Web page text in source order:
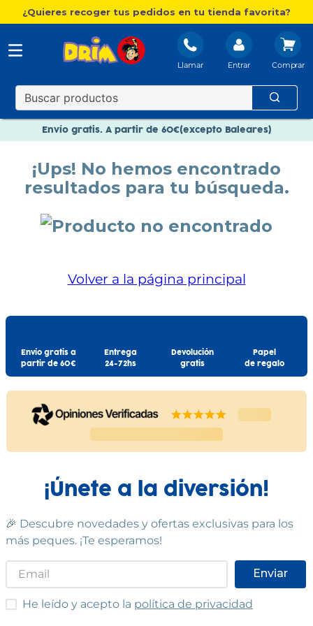
¿Quieres recoger tus pedidos en tu tienda favorita?
Llamar Entrar
Envío gratis. A partir de 60€(excepto Baleares)
Nuevo catálogo Aire Libre
Paga en 3 plazos sin intereses
¡Ups! No hemos encontrado
resultados para tu búsqueda.
Volver a la página principal
Envío gratis a
partir de 60€
Entrega
24-72hs
Devolución
gratis
Papel
de regalo
¡Únete a la diversión!
🎉 Descubre novedades y ofertas exclusivas para los
más peques. ¡Te esperamos!
Enviar
He leído y acepto las condiciones
He leído y acepto la política de privacidad